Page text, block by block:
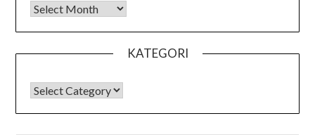
Arsip
KATEGORI
KATEGORI